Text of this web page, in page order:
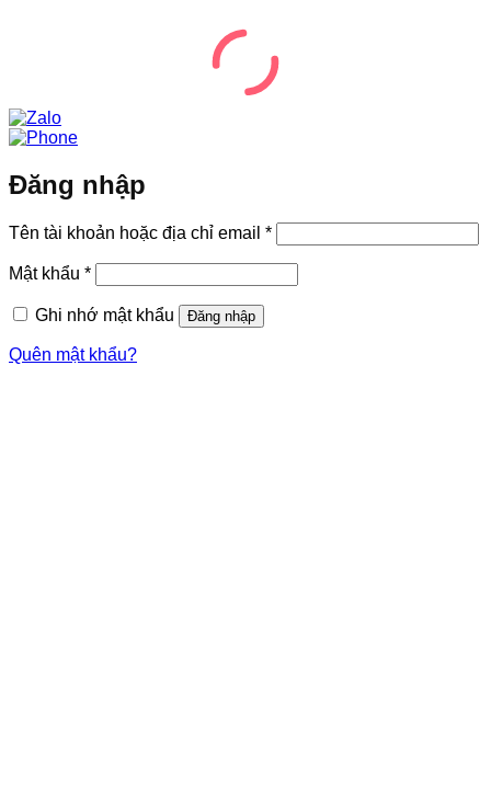
Đăng nhập
Tên tài khoản hoặc địa chỉ email *Bắt
buộc
Mật khẩu *Bắt
buộc
Ghi nhớ mật khẩu
Đăng nhập
Quên mật khẩu?